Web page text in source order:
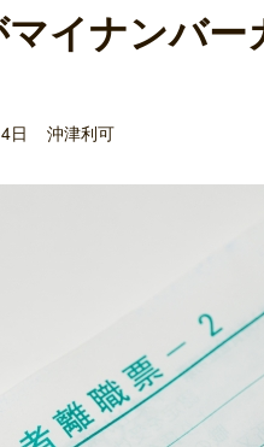
イナンバー
日 沖津利可